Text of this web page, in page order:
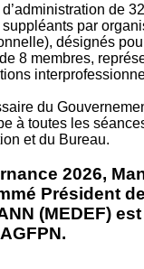
de
par
désignés
8 membres,
du
à toutes les
et du Bureau.
2026,
Président
(MEDEF)